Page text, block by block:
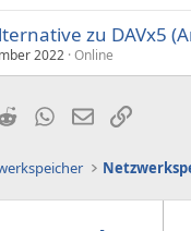
zu DAVx5
2022 Online
RedditWhatsApp
E-MailLink